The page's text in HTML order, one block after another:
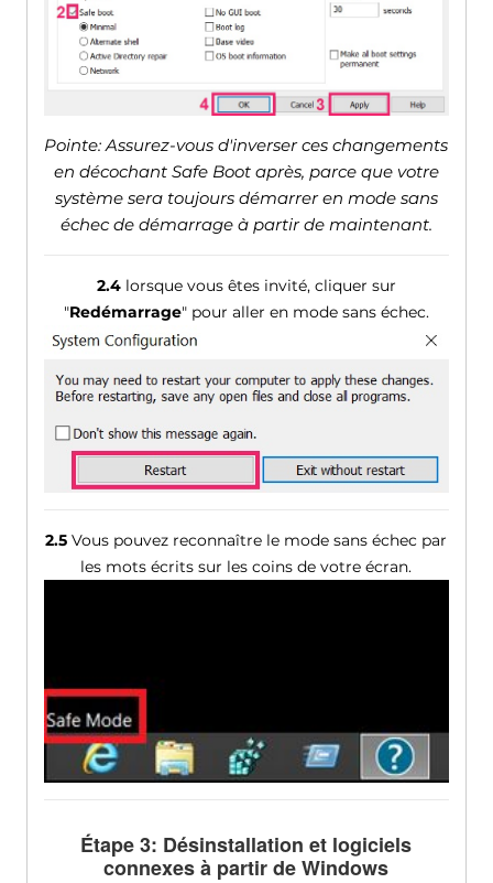
Pointe: Assurez-vous d'inverser ces changements
en décochant Safe Boot après, parce que votre
système sera toujours démarrer en mode sans
échec de démarrage à partir de maintenant.
2.4lorsque vous êtes invité, cliquer sur
"Redémarrage" pour aller en mode sans échec.
2.5 Vous pouvez reconnaître le mode sans échec par
les mots écrits sur les coins de votre écran.
Étape 3: Désinstallation et logiciels
connexes à partir de Windows